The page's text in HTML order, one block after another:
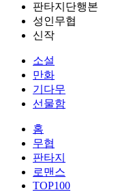
판타지단행본
성인무협
신작
소설
만화
기다무
선물함
홈
무협
판타지
로맨스
TOP100